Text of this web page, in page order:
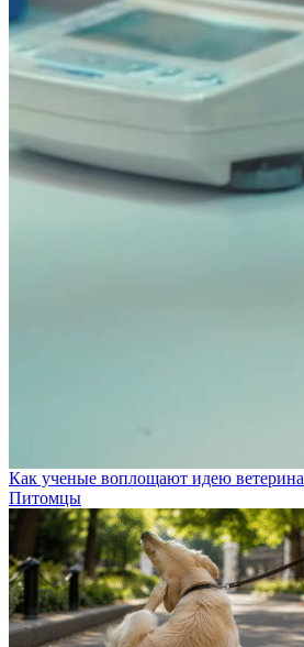
Как ученые воплощают идею
Питомцы